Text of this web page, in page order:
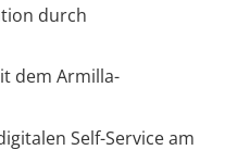
durch
dem Armilla-
Self-Service am